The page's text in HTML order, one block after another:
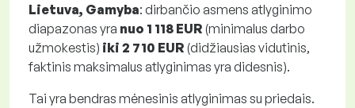
Lietuva, Gamyba: dirbančio asmens atlyginimo
diapazonas yra nuo 1 118 EUR (minimalus darbo
užmokestis) iki 2 710 EUR (didžiausias vidutinis,
faktinis maksimalus atlyginimas yra didesnis).
Tai yra bendras mėnesinis atlyginimas su priedais.